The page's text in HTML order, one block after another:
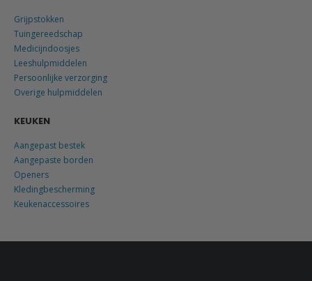
Grijpstokken
Tuingereedschap
Medicijndoosjes
Leeshulpmiddelen
Persoonlijke verzorging
Overige hulpmiddelen
KEUKEN
Aangepast bestek
Aangepaste borden
Openers
Kledingbescherming
Keukenaccessoires